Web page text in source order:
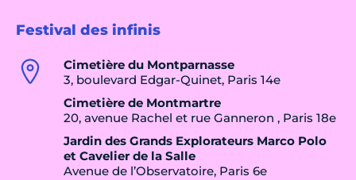
Festival des infinis
Cimetière du Montparnasse
3, boulevard Edgar-Quinet, Paris 14e
Cimetière de Montmartre
20, avenue Rachel et rue Ganneron , Paris 18e
Jardin des Grands Explorateurs Marco Polo
et Cavelier de la Salle
Avenue de l’Observatoire, Paris 6e